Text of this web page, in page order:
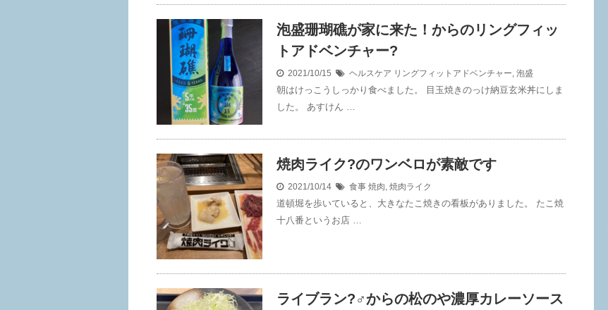
泡盛珊瑚礁が家に来た！からのリングフィッ
トアドベンチャー?
2021/10/15 ヘルスケア リングフィットアドベンチャー, 泡盛
朝はけっこうしっかり食べました。 目玉焼きのっけ納豆玄米丼にしま
した。 あすけん …
焼肉ライク?のワンベロが素敵です
2021/10/14 食事 焼肉, 焼肉ライク
道頓堀を歩いていると、大きなたこ焼きの看板がありました。 たこ焼
十八番というお店 …
ライブラン?‍♂️からの松のや濃厚カレーソース